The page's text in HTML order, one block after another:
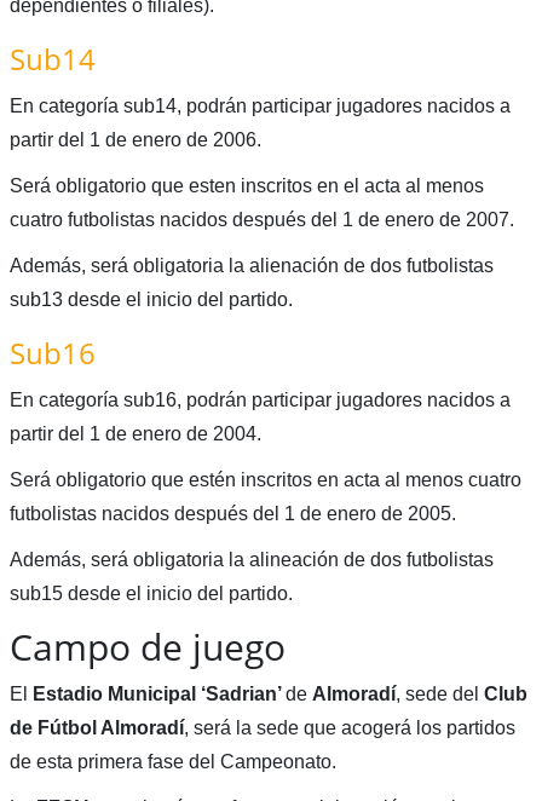
dependientes o filiales).
Sub14
En categoría sub14, podrán participar jugadores nacidos a
partir del 1 de enero de 2006.
Será obligatorio que esten inscritos en el acta al menos
cuatro futbolistas nacidos después del 1 de enero de 2007.
Además, será obligatoria la alienación de dos futbolistas
sub13 desde el inicio del partido.
Sub16
En categoría sub16, podrán participar jugadores nacidos a
partir del 1 de enero de 2004.
Será obligatorio que estén inscritos en acta al menos cuatro
futbolistas nacidos después del 1 de enero de 2005.
Además, será obligatoria la alineación de dos futbolistas
sub15 desde el inicio del partido.
Campo de juego
El Estadio Municipal ‘Sadrian’de Almoradí, sede del Club
de Fútbol Almoradí, será la sede que acogerá los partidos
de esta primera fase del Campeonato.